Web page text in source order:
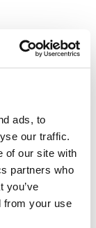
ads, to
our traffic.
of our site with
partners who
you’ve
from your use
Dall’11 al 19